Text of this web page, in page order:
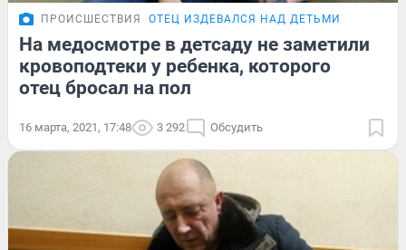
ПРОИСШЕСТВИЯ ОТЕЦ ИЗДЕВАЛСЯ НАД ДЕТЬМИ
На медосмотре в детсаду не заметили
кровоподтеки у ребенка, которого
отец бросал на пол
16 марта, 2021, 17:48 3 292 Обсудить